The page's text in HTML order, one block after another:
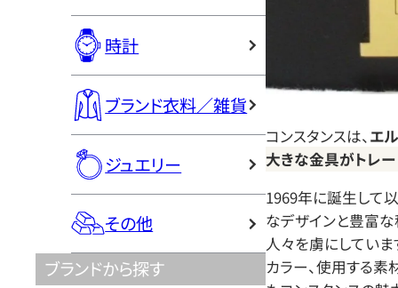
時計
ブランド衣料／雑貨
ジュエリー
その他
ブランドから探す
コンスタンスは、エ
大きな金具がトレ
1969年に誕生して
なデザインと豊富
人々を虜にしていま
カラー、使用する素